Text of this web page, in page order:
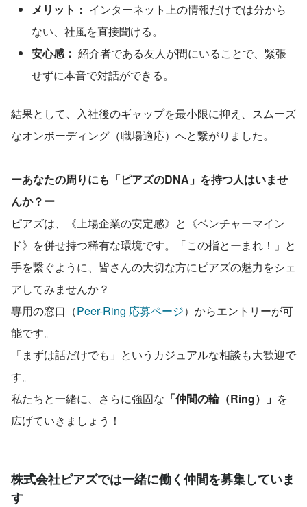
メリット： インターネット上の情報だけでは分から
ない、社風を直接聞ける。
安心感： 紹介者である友人が間にいることで、緊張
せずに本音で対話ができる。
結果として、入社後のギャップを最小限に抑え、スムーズ
なオンボーディング（職場適応）へと繋がりました。
ーあなたの周りにも「ピアズのDNA」を持つ人はいませ
んか？ー
ピアズは、《上場企業の安定感》と《ベンチャーマイン
ド》を併せ持つ稀有な環境です。「この指とーまれ！」と
手を繋ぐように、皆さんの大切な方にピアズの魅力をシェ
アしてみませんか？
専用の窓口（Peer-Ring 応募ページ）からエントリーが可
能です。
「まずは話だけでも」というカジュアルな相談も大歓迎で
す。
私たちと一緒に、さらに強固な 「仲間の輪（Ring）」 を
広げていきましょう！
株式会社ピアズでは一緒に働く仲間を募集していま
す